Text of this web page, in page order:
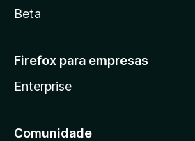
Beta
Firefox para empresas
Enterprise
Comunidade